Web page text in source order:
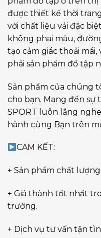
được thiết kế thời
với chất liệu vải đặc
không phai màu,
tạo cảm giác thoải
phải sản phẩm đồ tập
Sản phẩm của chúng
cho bạn. Mang đến sự
SPORT luôn lắng
hành cùng Bạn trên
CAM KẾT:
+ Sản phẩm chất lượng
+ Giá thành tốt nhất
trường.
+ Dịch vụ tư vấn tận